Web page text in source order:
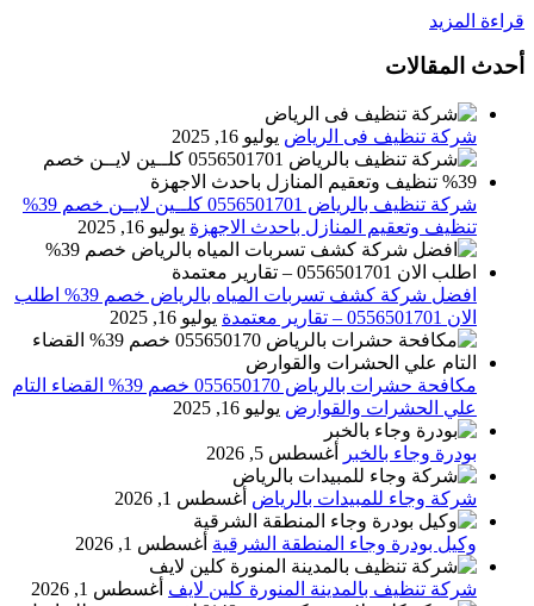
قراءة المزيد
أحدث المقالات
شركة تنظيف فى الرياض يوليو 16, 2025
شركة تنظيف بالرياض 0556501701 كلــين لايــن خصم 39%
تنظيف وتعقيم المنازل باحدث الاجهزة يوليو 16, 2025
افضل شركة كشف تسربات المياه بالرياض خصم 39% اطلب
الان 0556501701‬‏ – تقارير معتمدة
يوليو 16, 2025
مكافحة حشرات بالرياض 055650170 خصم 39% القضاء التام
علي الحشرات والقوارض يوليو 16, 2025
بودرة وجاء بالخبر أغسطس 5, 2026
شركة وجاء للمبيدات بالرياض أغسطس 1, 2026
وكيل بودرة وجاء المنطقة الشرقية أغسطس 1, 2026
شركة تنظيف بالمدينة المنورة كلين لايف أغسطس 1, 2026